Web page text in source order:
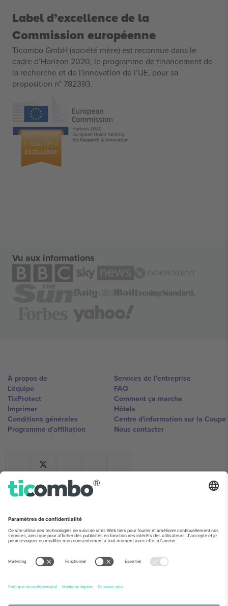
Label d’excellence de la
Commission européenne
Ticombo GmbH (société mère) est reconnue dans le
cadre d’Horizon 2020, le programme de financement de
la recherche et de l’innovation de l’UE, pour sa
proposition n° 782393.
Vu aux informations
À propos de
L'équipe
TixProtect
Imprimer
Conditions générales
Programme d'affiliation
Services de l'entreprise
FAQ
Comment ça marche
Hôtels
Centre d'information sur la Coupe
Nous contacter
Ticombo France
Mimi Balkanska 132, 1540, Sofia,
Bulgaria
L'entité juridique du fournisseur de la plateforme peut changer en
détails, consultez la page spécifique de l'événement, les mentions